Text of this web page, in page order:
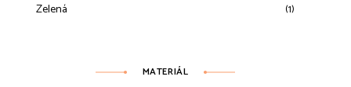
Zelená (1)
MATERIÁL